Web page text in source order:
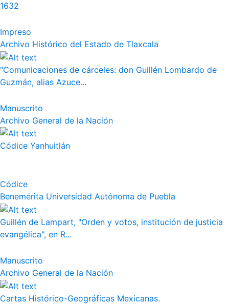
1632
Impreso
Archivo Histórico del Estado de Tlaxcala
"Comunicaciones de cárceles: don Guillén Lombardo de
Guzmán, alias Azuce...
Manuscrito
Archivo General de la Nación
Códice Yanhuitlán
Códice
Benemérita Universidad Autónoma de Puebla
Guillén de Lampart, "Orden y votos, institución de justicia
evangélica", en R...
Manuscrito
Archivo General de la Nación
Cartas Histórico-Geográficas Mexicanas.